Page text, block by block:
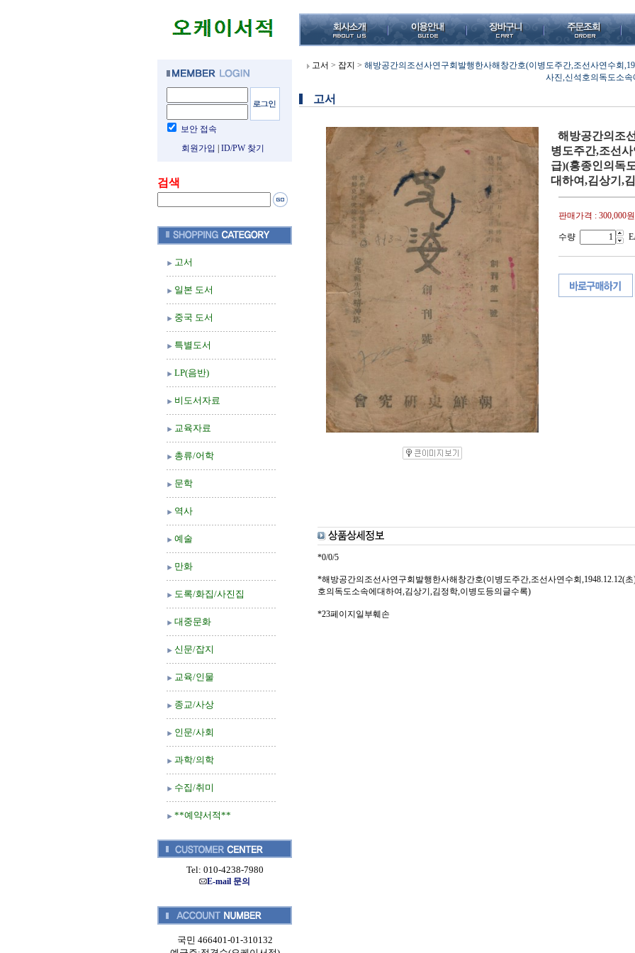
보안 접속
회원가입
ID/PW 찾기
검색
고서
일본 도서
중국 도서
특별도서
LP(음반)
비도서자료
교육자료
총류/어학
문학
역사
예술
만화
도록/화집/사진집
대중문화
신문/잡지
교육/인물
종교/사상
인문/사회
과학/의학
수집/취미
**예약서적**
Tel: 010-4238-7980
E-mail 문의
국민 466401-01-310132
고서 > 잡지 > 해방공간의조선사연구회발행한사해창간호(이병도주간,조선사연수회
사진,신석호의독도소
고서
해방공간의조
병도주간,조선사
급)(홍종인의독
대하여,김상기,
판매가격 : 300,000원
수량
*0/0/5
*해방공간의조선사연구회발행한사해창간호(이병도주간,조선사연수회,1948.12.12(
호의독도소속에대하여,김상기,김정학,이병도등의글수록)
*23페이지일부훼손